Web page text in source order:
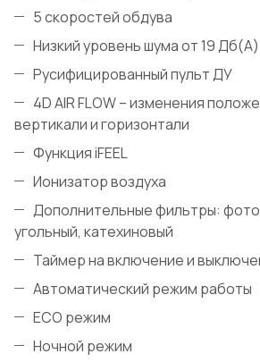
5 скоростей обдува
Низкий уровень шума от 19 Дб(А)
Русифицированный пульт ДУ
4D AIR FLOW – изменения
вертикали и горизонтали
Функция iFEEL
Ионизатор воздуха
Дополнительные фильтры:
угольный, катехиновый
Таймер на включение и
Автоматический режим работы
ECO режим
Ночной режим